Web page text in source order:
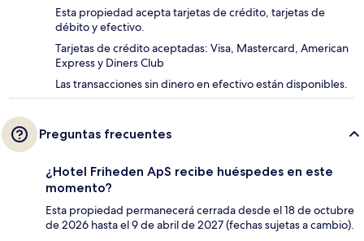
Esta propiedad acepta tarjetas de crédito, tarjetas de
débito y efectivo.
Tarjetas de crédito aceptadas: Visa, Mastercard, American
Express y Diners Club
Las transacciones sin dinero en efectivo están disponibles.
Preguntas frecuentes
¿Hotel Friheden ApS recibe huéspedes en este
momento?
Esta propiedad permanecerá cerrada desde el 18 de octubre
de 2026 hasta el 9 de abril de 2027 (fechas sujetas a cambio).